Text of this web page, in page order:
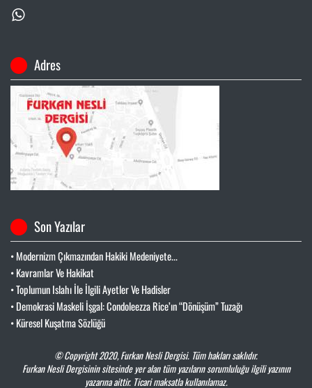
Adres
Son Yazılar
• Modernizm Çıkmazından Hakiki Medeniyete...
• Kavramlar Ve Hakikat
• Toplumun Islahı İle İlgili Ayetler Ve Hadisler
• Demokrasi Maskeli İşgal: Condoleezza Rice’ın “Dönüşüm” Tuzağı
• Küresel Kuşatma Sözlüğü
© Copyright 2020,Furkan Nesli Dergisi. Tüm hakları saklıdır.
Furkan Nesli Dergisinin sitesinde yer alan tüm yazıların sorumluluğu ilgili yazının
yazarına aittir. Ticari maksatla kullanılamaz.